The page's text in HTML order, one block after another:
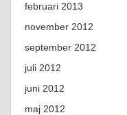
februari 2013
november 2012
september 2012
juli 2012
juni 2012
maj 2012